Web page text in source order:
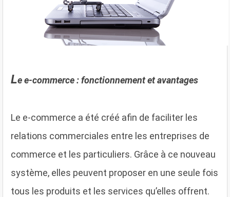
Le e-commerce : fonctionnement et avantages
Le e-commerce a été créé afin de faciliter les
relations commerciales entre les entreprises de
commerce et les particuliers. Grâce à ce nouveau
système, elles peuvent proposer en une seule fois
tous les produits et les services qu’elles offrent.